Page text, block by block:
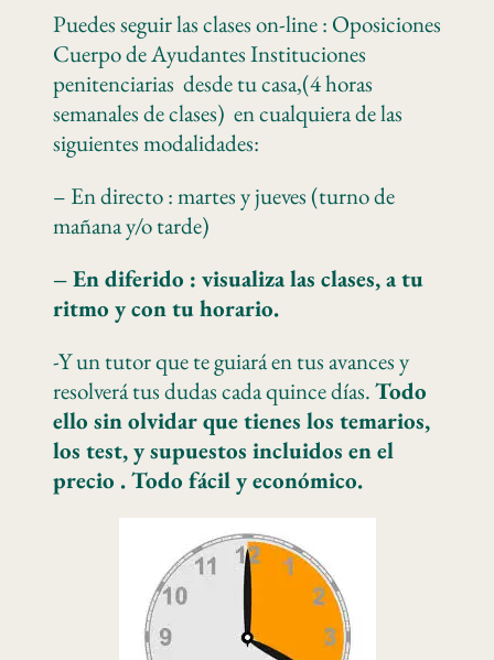
Puedes seguir las clases on-line : Oposiciones
Cuerpo de Ayudantes Instituciones
penitenciarias desde tu casa,(4 horas
semanales de clases) en cualquiera de las
siguientes modalidades:
– En directo : martes y jueves (turno de
mañana y/o tarde)
– En diferido : visualiza las clases, a tu
ritmo y con tu horario.
-Y un tutor que te guiará en tus avances y
resolverá tus dudas cada quince días.Todo
ello sin olvidar que tienes los temarios,
los test, y supuestos incluidos en el
precio . Todo fácil y económico.